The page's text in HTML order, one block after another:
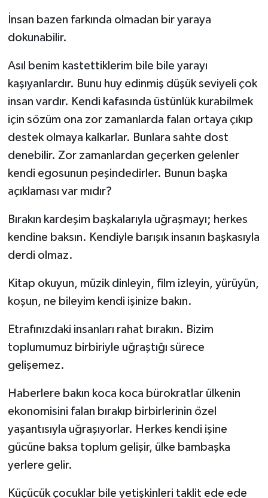
İnsan bazen farkında olmadan bir yaraya
dokunabilir.
Asıl benim kastettiklerim bile bile yarayı
kaşıyanlardır. Bunu huy edinmiş düşük seviyeli çok
insan vardır. Kendi kafasında üstünlük kurabilmek
için sözüm ona zor zamanlarda falan ortaya çıkıp
destek olmaya kalkarlar. Bunlara sahte dost
denebilir. Zor zamanlardan geçerken gelenler
kendi egosunun peşindedirler. Bunun başka
açıklaması var mıdır?
Bırakın kardeşim başkalarıyla uğraşmayı; herkes
kendine baksın. Kendiyle barışık insanın başkasıyla
derdi olmaz.
Kitap okuyun, müzik dinleyin, film izleyin, yürüyün,
koşun, ne bileyim kendi işinize bakın.
Etrafınızdaki insanları rahat bırakın. Bizim
toplumumuz birbiriyle uğraştığı sürece
gelişemez.
Haberlere bakın koca koca bürokratlar ülkenin
ekonomisini falan bırakıp birbirlerinin özel
yaşantısıyla uğraşıyorlar. Herkes kendi işine
gücüne baksa toplum gelişir, ülke bambaşka
yerlere gelir.
Küçücük çocuklar bile yetişkinleri taklit ede ede